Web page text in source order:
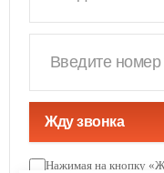
Жду звонка
Нажимая на кнопку